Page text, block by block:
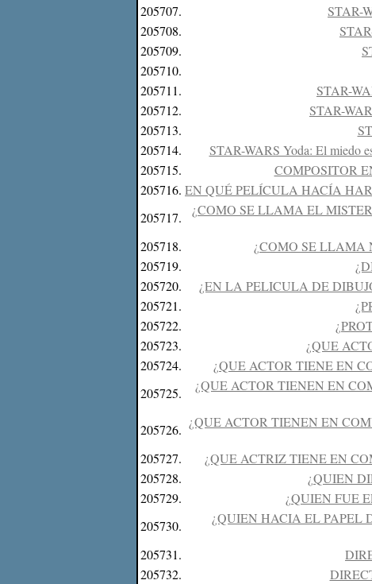
205707.
STAR-
205708.
205709.
205710.
205711.
STAR-
205712.
STAR-
205713.
205714.
STAR-WARS Yoda: El miedo
205715.
COMPOSITOR
205716. EN QUÉ PELÍCULA HACÍA
205717.
¿COMO SE LLAMA EL
205718.
¿COMO SE LLAMA
205719.
205720.
¿EN LA PELICULA DE
205721.
205722.
205723.
¿QUE
205724.
¿QUE ACTOR TIENE EN
205725.
¿QUE ACTOR TIENEN EN
205726. ¿QUE ACTOR TIENEN EN
205727.
¿QUE ACTRIZ TIENE EN
205728.
¿QUIEN
205729.
¿QUIEN FUE
205730.
¿QUIEN HACIA EL PAPEL
205731.
205732.